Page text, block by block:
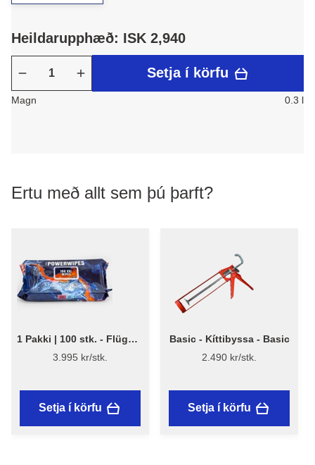
Heildarupphæð: ISK 2,940
Setja í körfu
Magn 0.3 l
Ertu með allt sem þú þarft?
1 Pakki | 100 stk. - Flügger
PowerWipes - 100 stk.
3.995 kr/stk.
Setja í körfu
Basic - Kíttibyssa - Basic
2.490 kr/stk.
Setja í körfu